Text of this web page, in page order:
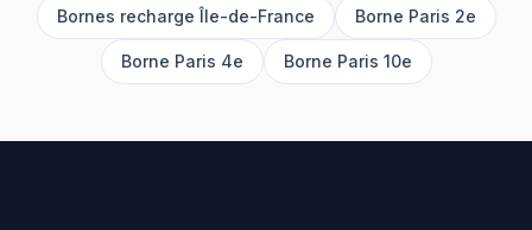
Bornes recharge Île-de-France Borne Paris 2e
Borne Paris 4e Borne Paris 10e